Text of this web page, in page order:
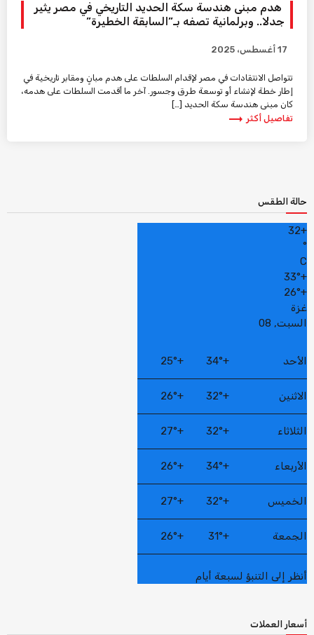
هدم مبنى هندسة سكة الحديد التاريخي في مصر يثير
جدلا.. وبرلمانية تصفه بـ”السابقة الخطيرة”
17 أغسطس، 2025
تتواصل الانتقادات في مصر لإقدام السلطات على هدم مبانٍ ومقابر تاريخية في
إطار خطة لإنشاء أو توسعة طرق وجسور. آخر ما أقدمت السلطات على هدمه،
كان مبنى هندسة سكة الحديد […]
تفاصيل أكثر trending_flat
حالة الطقس
+
32
°
C
+
33°
+
26°
غزة
السبت, 08
الأحد +
34°
+
25°
الاثنين +
32°
+
26°
الثلاثاء +
32°
+
27°
الأربعاء +
34°
+
26°
الخميس +
32°
+
27°
الجمعة +
31°
+
26°
أنظر إلى التنبؤ لسبعة أيام
أسعار العملات